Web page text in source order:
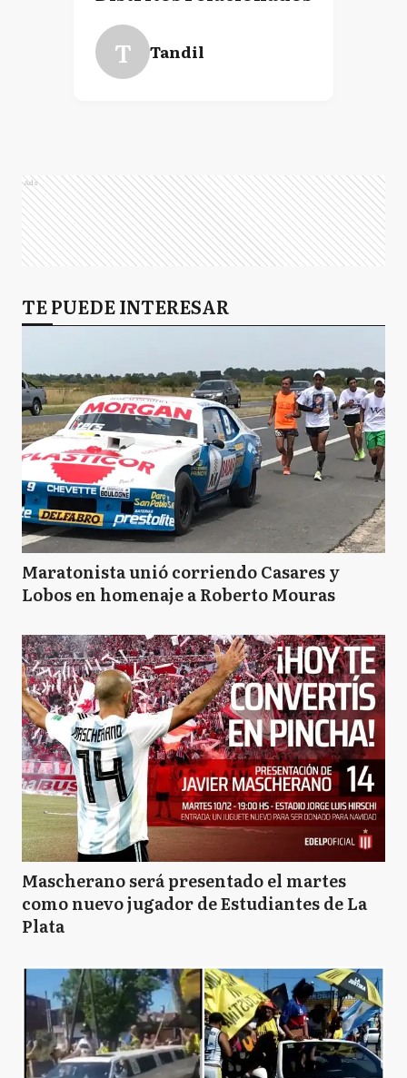
T Tandil
Ads
TE PUEDE INTERESAR
Maratonista unió corriendo Casares y
Lobos en homenaje a Roberto Mouras
Mascherano será presentado el martes
como nuevo jugador de Estudiantes de La
Plata